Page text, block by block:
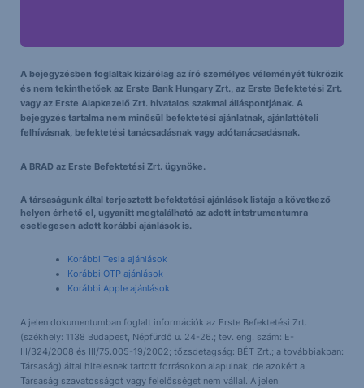
A bejegyzésben foglaltak kizárólag az író személyes véleményét tükrözik
és nem tekinthetőek az Erste Bank Hungary Zrt., az Erste Befektetési Zrt.
vagy az Erste Alapkezelő Zrt. hivatalos szakmai álláspontjának. A
bejegyzés tartalma nem minősül befektetési ajánlatnak, ajánlattételi
felhívásnak, befektetési tanácsadásnak vagy adótanácsadásnak.
A BRAD az Erste Befektetési Zrt. ügynöke.
A társaságunk által terjesztett befektetési ajánlások listája a következő
helyen érhető el, ugyanitt megtalálható az adott intstrumentumra
esetlegesen adott korábbi ajánlások is.
Korábbi Tesla ajánlások
Korábbi OTP ajánlások
Korábbi Apple ajánlások
A jelen dokumentumban foglalt információk az Erste Befektetési Zrt.
(székhely: 1138 Budapest, Népfürdő u. 24-26.; tev. eng. szám: E-
III/324/2008 és III/75.005-19/2002; tőzsdetagság: BÉT Zrt.; a továbbiakban:
Társaság) által hitelesnek tartott forrásokon alapulnak, de azokért a
Társaság szavatosságot vagy felelősséget nem vállal. A jelen